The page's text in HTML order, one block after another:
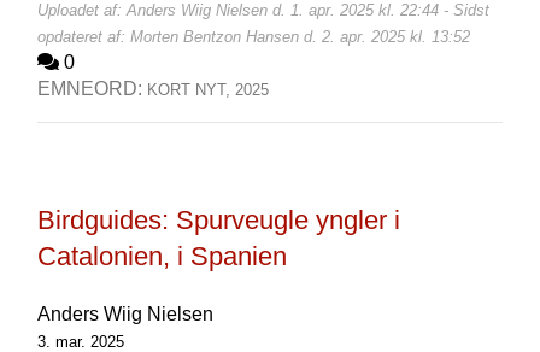
Uploadet af: Anders Wiig Nielsen d. 1. apr. 2025 kl. 22:44 - Sidst
opdateret af: Morten Bentzon Hansen d. 2. apr. 2025 kl. 13:52
0
EMNEORD: KORT NYT, 2025
Birdguides: Spurveugle yngler i
Catalonien, i Spanien
Anders Wiig Nielsen
3. mar. 2025